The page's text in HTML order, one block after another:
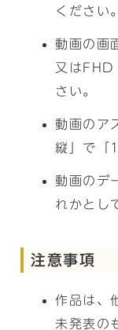
ください
動画の画
又はFHD
さい。
動画のア
縦」で「
動画のデ
れかとし
注意事項
作品は、
未発表の